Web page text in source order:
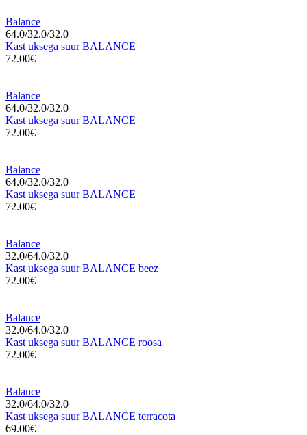
Balance
64.0/32.0/32.0
Kast uksega suur BALANCE
72.00€
Balance
64.0/32.0/32.0
Kast uksega suur BALANCE
72.00€
Balance
64.0/32.0/32.0
Kast uksega suur BALANCE
72.00€
Balance
32.0/64.0/32.0
Kast uksega suur BALANCE beez
72.00€
Balance
32.0/64.0/32.0
Kast uksega suur BALANCE roosa
72.00€
Balance
32.0/64.0/32.0
Kast uksega suur BALANCE terracota
69.00€